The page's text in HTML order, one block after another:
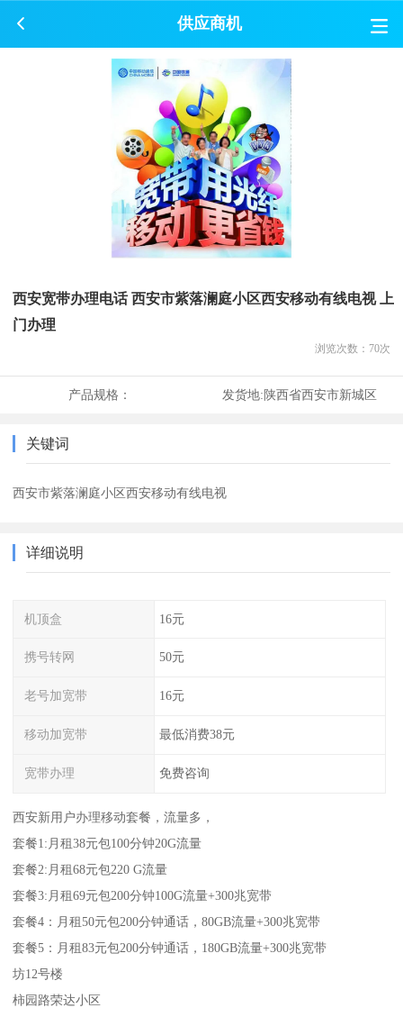
供应商机
西安宽带办理电话 西安市紫落澜庭小区西安移动有线电视 上
门办理
浏览次数： 70次
产品规格： 发货地:陕西省西安市新城区
关键词
西安市紫落澜庭小区西安移动有线电视
详细说明
机顶盒 16元
携号转网 50元
老号加宽带 16元
移动加宽带 最低消费38元
宽带办理 免费咨询
西安新用户办理移动套餐，流量多，
套餐1:月租38元包100分钟20G流量
套餐2:月租68元包220 G流量
套餐3:月租69元包200分钟100G流量+300兆宽带
套餐4：月租50元包200分钟通话，80GB流量+300兆宽带
套餐5：月租83元包200分钟通话，180GB流量+300兆宽带
坊12号楼
柿园路荣达小区